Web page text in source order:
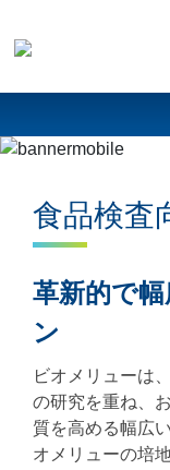
食品検査
革新的で
ン
ビオメリューは
の研究を重ね、
質を高める幅広
オメリューの培